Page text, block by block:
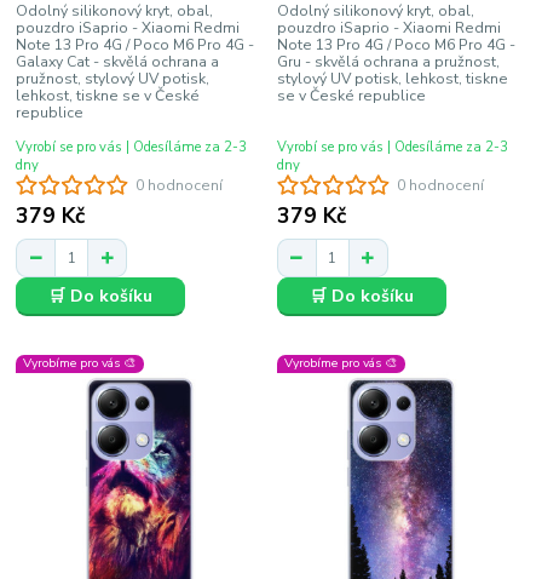
0 hodnocení
Odolný silikonový kryt, obal,
pouzdro iSaprio - Xiaomi Redmi
Note 13 Pro 4G / Poco M6 Pro 4G -
Galaxy Cat - skvělá ochrana a
pružnost, stylový UV potisk,
lehkost, tiskne se v České
republice
379 Kč
Vyrobí se pro vás | Odesíláme za 2-3
dny
🛒 Do košíku
0 hodnocení
Odolný silikonový kryt, obal,
pouzdro iSaprio - Xiaomi Redmi
Note 13 Pro 4G / Poco M6 Pro 4G -
Gru - skvělá ochrana a pružnost,
stylový UV potisk, lehkost, tiskne
se v České republice
379 Kč
Vyrobí se pro vás | Odesíláme za 2-3
dny
🛒 Do košíku
Vyrobíme pro vás 🎨 Vyrobíme pro vás 🎨